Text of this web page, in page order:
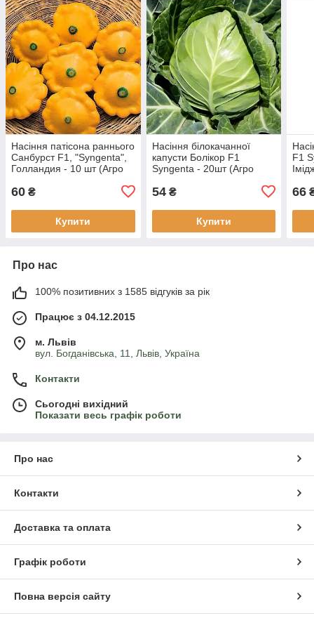
Насіння патісона раннього
Санбурст F1, "Syngenta",
Голландия - 10 шт (Агро
60 ₴
Купити
Насіння білокачанної
капусти Болікор F1
Syngenta - 20шт (Агро
54₴
Купити
F1
66
Про нас
100% позитивних з 1585 відгуків за рік
Працює з 04.12.2015
м. Львів
вул. Богданівська, 11, Львів, Україна
Контакти
Сьогодні вихідний
Показати весь графік роботи
Про нас
Контакти
Доставка та оплата
Графік роботи
Повна версія сайту